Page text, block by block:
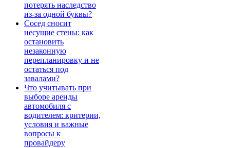
потерять наследство
из-за одной буквы?
Сосед сносит
несущие стены: как
остановить
незаконную
перепланировку и не
остаться под
завалами?
Что учитывать при
выборе аренды
автомобиля с
водителем: критерии,
условия и важные
вопросы к
провайдеру